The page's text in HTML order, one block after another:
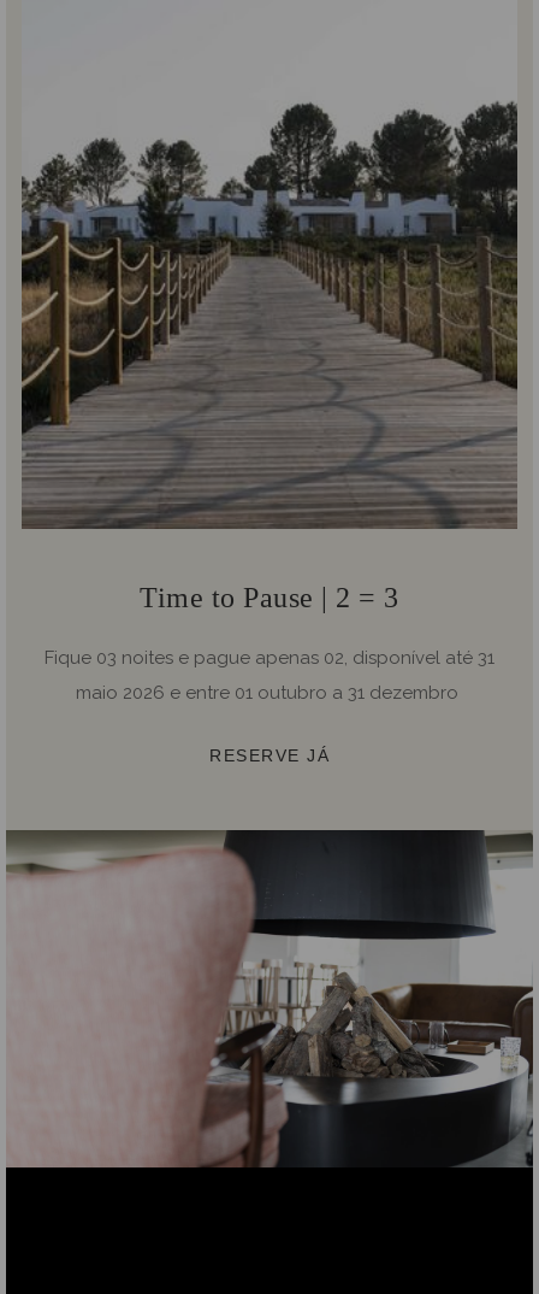
Time to Pause | 2 = 3
Fique 03 noites e pague apenas 02, disponível até 31
maio 2026 e entre 01 outubro a 31 dezembro
RESERVE JÁ